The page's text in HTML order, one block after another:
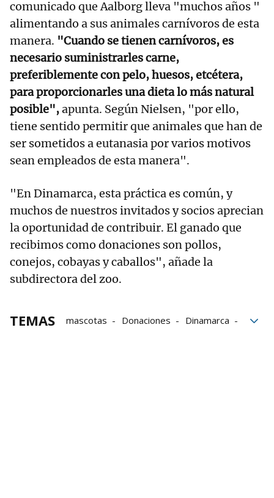
comunicado que Aalborg lleva "muchos años "
alimentando a sus animales carnívoros de esta
manera. "Cuando se tienen carnívoros, es
necesario suministrarles carne,
preferiblemente con pelo, huesos, etcétera,
para proporcionarles una dieta lo más natural
posible",apunta. Según Nielsen, "por ello,
tiene sentido permitir que animales que han de
ser sometidos a eutanasia por varios motivos
sean empleados de esta manera".
"En Dinamarca, esta práctica es común, y
muchos de nuestros invitados y socios aprecian
la oportunidad de contribuir. El ganado que
recibimos como donaciones son pollos,
conejos, cobayas y caballos", añade la
subdirectora del zoo.
TEMAS mascotas Donaciones
Dinamarca